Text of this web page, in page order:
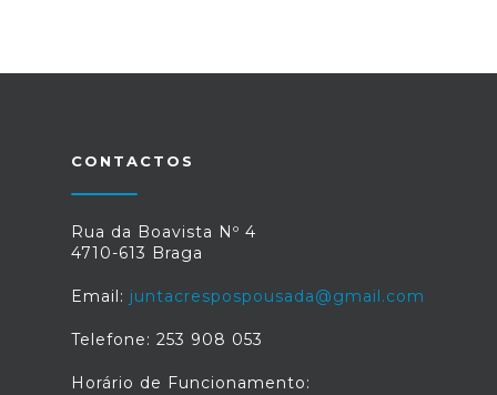
CONTACTOS
Rua da Boavista Nº 4
4710-613 Braga
Email: juntacrespospousada@gmail.com
Telefone: 253 908 053
Horário de Funcionamento: